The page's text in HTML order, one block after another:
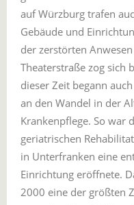
auf Würzburg trafen
Gebäude und
der zerstörten
Theaterstraße zog sich
dieser Zeit begann
an den Wandel in der
Krankenpflege. So war
geriatrischen
in Unterfranken eine
Einrichtung eröffnete.
2000 eine der größten